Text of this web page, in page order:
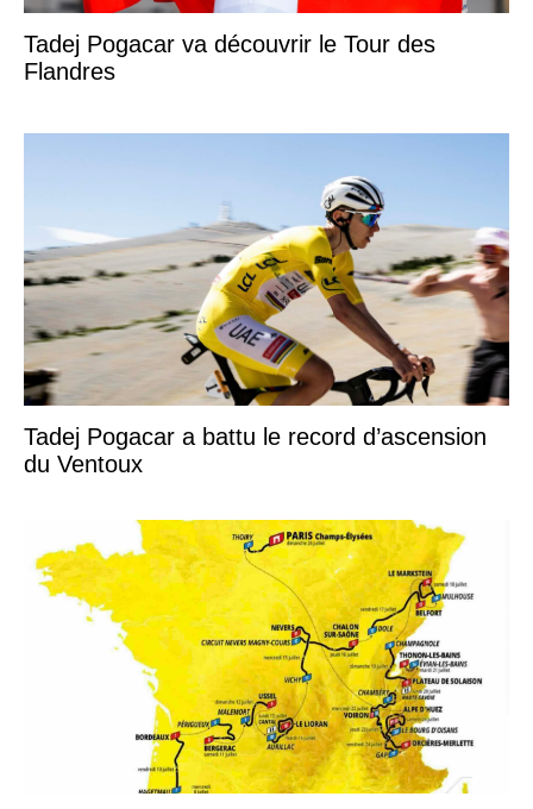
Tadej Pogacar va découvrir le Tour des
Flandres
Tadej Pogacar a battu le record d’ascension
du Ventoux